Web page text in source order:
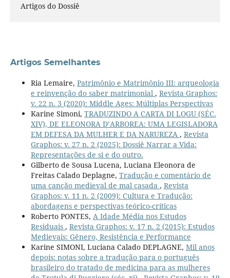
Artigos do Dossiê
Artigos Semelhantes
Ria Lemaire, Patrimônio e Matrimônio III: arqueologia
e reinvenção do saber matrimonial , Revista Graphos:
v. 22 n. 3 (2020): Middle Ages: Múltiplas Perspectivas
Karine Simoni, TRADUZINDO A CARTA DI LOGU (SÉC.
XIV), DE ELEONORA D’ARBOREA: UMA LEGISLADORA
EM DEFESA DA MULHER E DA NARUREZA , Revista
Graphos: v. 27 n. 2 (2025): Dossiê Narrar a Vida:
Representações de si e do outro.
Gilberto de Sousa Lucena, Luciana Eleonora de
Freitas Calado Deplagne, Tradução e comentário de
uma canção medieval de mal casada , Revista
Graphos: v. 11 n. 2 (2009): Cultura e Tradução:
abordagens e perspectivas teórico-críticas
Roberto PONTES, A Idade Média nos Estudos
Residuais , Revista Graphos: v. 17 n. 2 (2015): Estudos
Medievais: Gênero, Resistência e Performance
Karine SIMONI, Luciana Calado DEPLAGNE, Mil anos
depois: notas sobre a tradução para o português
brasileiro do tratado de medicina para as mulheres